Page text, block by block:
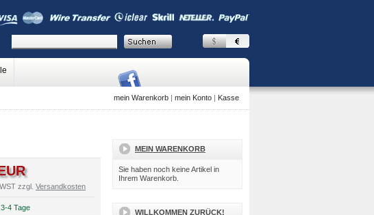
mein Warenkorb | mein Konto | Kasse
MEIN WARENKORB
Sie haben noch keine Artikel in
Ihrem Warenkorb.
WILLKOMMEN ZURÜCK!
zzgl. Versandkosten
4 Tage